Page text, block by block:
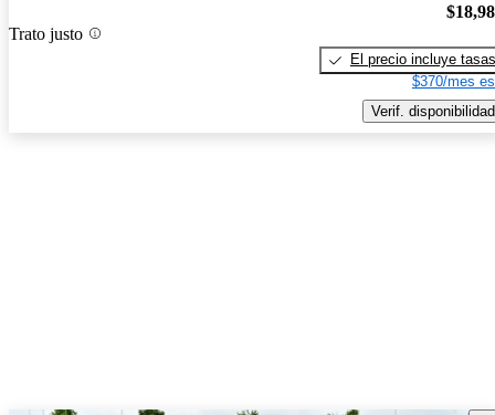
Trato justo
El precio incluye tasas
$370/mes
Verif. disponibilidad